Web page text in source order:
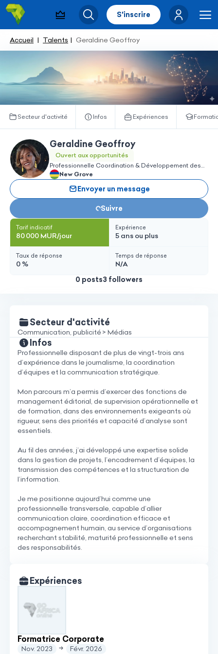
Pack visibilitéRechercherS'inscrire
Accueil Talents Geraldine Geoffroy
Secteur d'activité Infos Expériences
Geraldine Geoffroy
Ouvert aux opportunités
Professionnelle Coordination & Développement des
Compétences
New Grove
Envoyer un message
Chargement...Suivre
Tarif indicatif
80 000 MUR/jour
Expérience
5 ans ou plus
Taux de réponse
0 %
Temps de réponse
N/A
0 posts3 followers
Secteur d'activité
Communication, publicité > Médias
Infos
Professionnelle disposant de plus de vingt-trois ans
d’expérience dans le journalisme, la coordination
d’équipes et la communication stratégique.
Mon parcours m’a permis d’exercer des fonctions de
management éditorial, de supervision opérationnelle et
de formation, dans des environnements exigeants où
rigueur, sens des priorités et capacité d’analyse sont
essentiels.
Au fil des années, j’ai développé une expertise solide
dans la gestion de projets, l’encadrement d’équipes, la
transmission des compétences et la structuration de
l’information.
Je me positionne aujourd’hui comme une
professionnelle transversale, capable d’allier
communication claire, coordination efficace et
accompagnement humain, au service d’organisations
recherchant stabilité, maturité professionnelle et sens
des responsabilités.
Expériences
Formatrice Corporate
Nov. 2023
Févr. 2026